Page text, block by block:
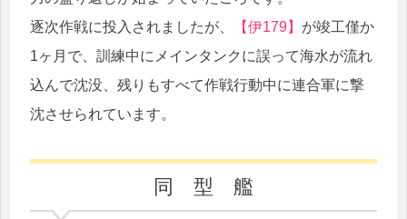
逐次作戦に投入されましたが、
【伊179】 が竣工僅か
1ヶ月で、訓練中にメインタンクに誤って海水が流れ
込んで沈没、残りもすべて作戦行動中に連合軍に撃
沈させられています。
同 型 艦